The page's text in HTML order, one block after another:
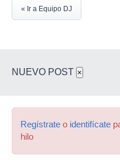
« Ir a Equipo DJ
NUEVO POST ×
Regístrate o identifícate
hilo